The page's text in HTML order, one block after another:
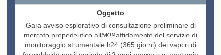
Gara avviso esplorativo di consultazione preliminare di
mercato propedeutico allâ€™affidamento del servizio di
monitoraggio strumentale h24 (365 giorni) dei vapori di